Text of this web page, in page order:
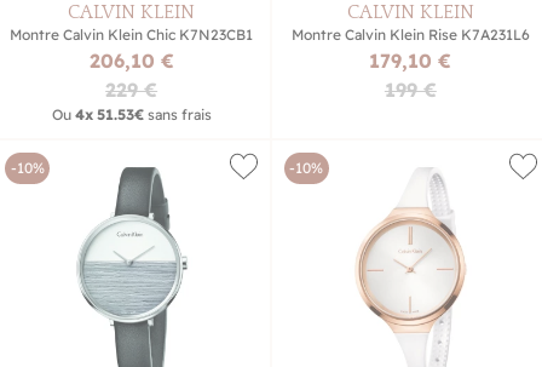
CALVIN KLEIN
Montre Calvin Klein Chic K7N23CB1
206,10 €
229 €
Ou 4x 51.53€sans frais
CALVIN KLEIN
Montre Calvin Klein Rise K7A231L6
179,10 €
199 €
-10% -10%